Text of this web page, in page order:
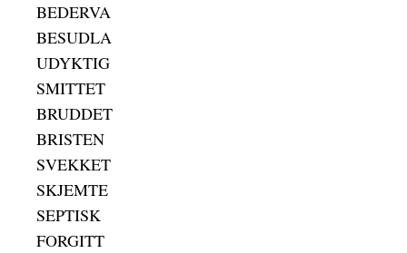
BEDERVA
BESUDLA
UDYKTIG
SMITTET
BRUDDET
BRISTEN
SVEKKET
SKJEMTE
SEPTISK
FORGITT